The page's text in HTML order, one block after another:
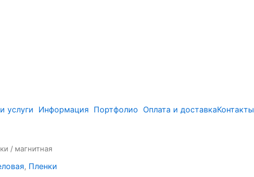
услуги Информация Портфолио Оплата и доставкаКонтакты
/ магнитная
, Пленки